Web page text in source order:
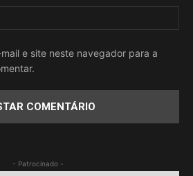
e site neste navegador para a
- Patrocinado -